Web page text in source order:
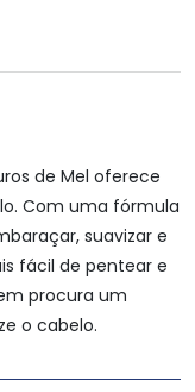
de Mel oferece
Com uma fórmula
suavizar e
fácil de pentear e
procura um
o cabelo.